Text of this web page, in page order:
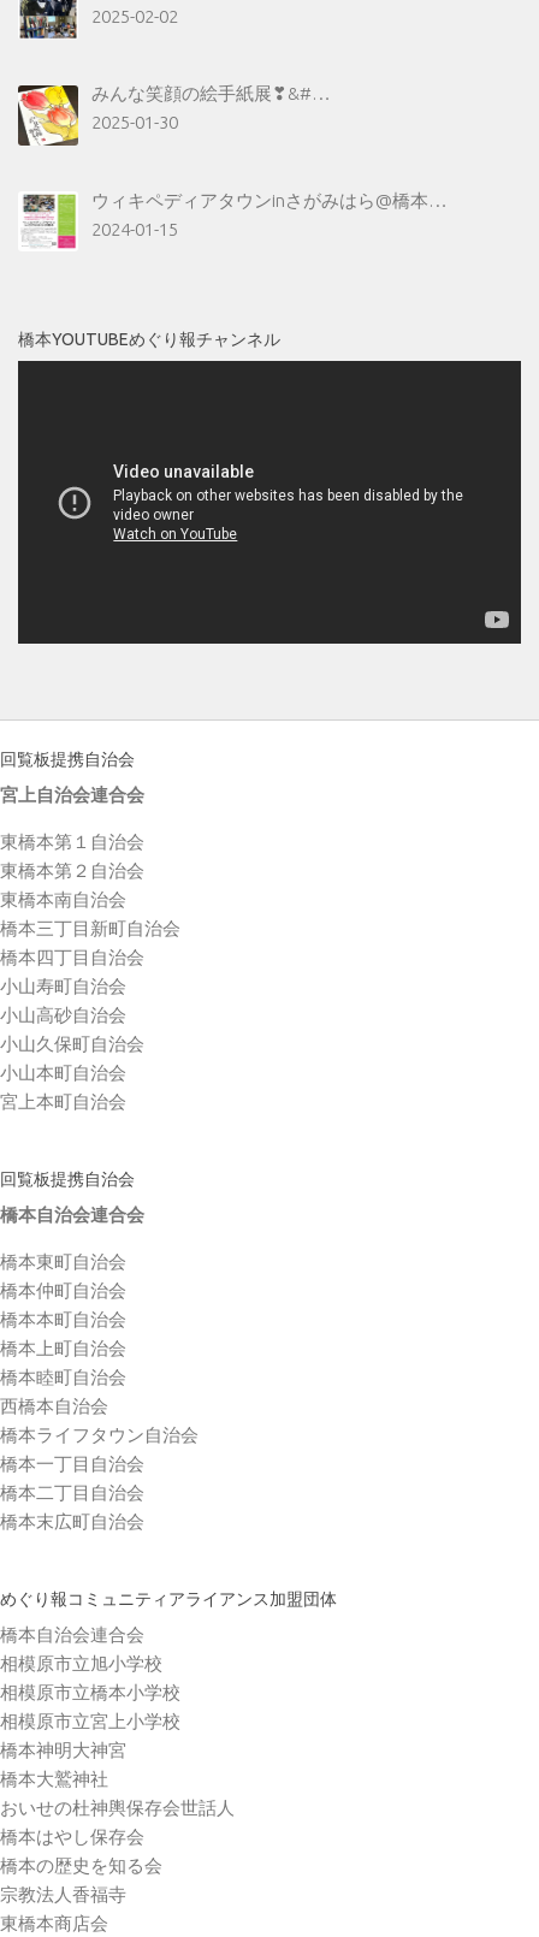
2025-02-02
みんな笑顔の絵手紙展❣&#…
2025-01-30
ウィキペディアタウンinさがみはら@橋本…
2024-01-15
橋本YOUTUBEめぐり報チャンネル
回覧板提携自治会
宮上自治会連合会
東橋本第１自治会
東橋本第２自治会
東橋本南自治会
橋本三丁目新町自治会
橋本四丁目自治会
小山寿町自治会
小山高砂自治会
小山久保町自治会
小山本町自治会
宮上本町自治会
回覧板提携自治会
橋本自治会連合会
橋本東町自治会
橋本仲町自治会
橋本本町自治会
橋本上町自治会
橋本睦町自治会
西橋本自治会
橋本ライフタウン自治会
橋本一丁目自治会
橋本二丁目自治会
橋本末広町自治会
めぐり報コミュニティアライアンス加盟団体
橋本自治会連合会
相模原市立旭小学校
相模原市立橋本小学校
相模原市立宮上小学校
橋本神明大神宮
橋本大鷲神社
おいせの杜神輿保存会世話人
橋本はやし保存会
橋本の歴史を知る会
宗教法人香福寺
東橋本商店会